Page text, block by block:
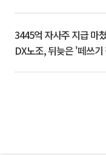
3445억 자사주 지급 마
DX노조, 뒤늦은 '떼쓰